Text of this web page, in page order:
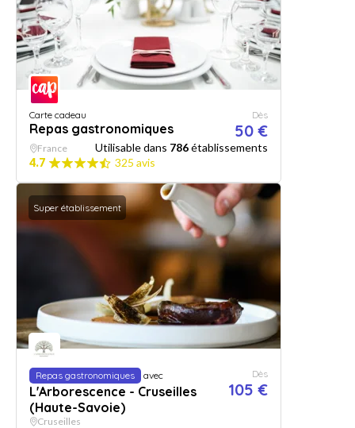
Carte cadeau
Repas gastronomiques
Dès
50 €
France Utilisable dans 786établissements
4.7
325 avis
Super établissement
Repas gastronomiques avec
L'Arborescence - Cruseilles
(Haute-Savoie)
Dès
105 €
Cruseilles